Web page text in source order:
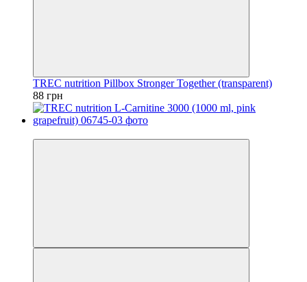
TREC nutrition Pillbox Stronger Together (transparent)
88 грн